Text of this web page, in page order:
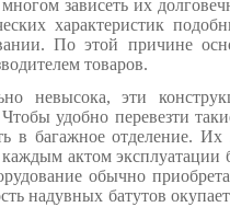
зависеть их
характеристик
По этой причине
товаров.
невысока, эти
удобно перевезти
в багажное отделение. Их
актом эксплуатации
обычно
надувных батутов